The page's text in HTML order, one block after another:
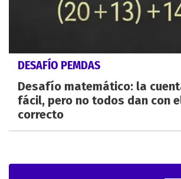
DESAFÍO PEMDAS
Desafío matemático: la
fácil, pero no todos dan con
correcto